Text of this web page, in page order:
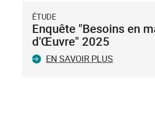
du
clavier.
Vous
ne
pouvez
ÉTUDE
Enquête "Besoins en
d'Œuvre" 2025
EN SAVOIR PLUS